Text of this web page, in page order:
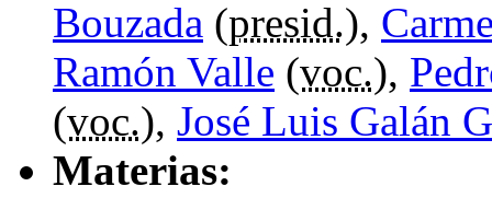
Bouzada (presid.),
Ramón Valle (voc.),
(voc.), José Luis Galán
Materias: